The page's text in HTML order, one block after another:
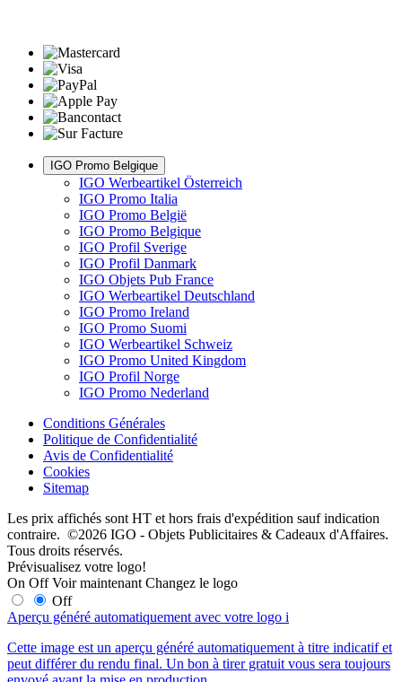
IGO Promo Belgique
IGO Werbeartikel Österreich
IGO Promo Italia
IGO Promo België
IGO Promo Belgique
IGO Profil Sverige
IGO Profil Danmark
IGO Objets Pub France
IGO Werbeartikel Deutschland
IGO Promo Ireland
IGO Promo Suomi
IGO Werbeartikel Schweiz
IGO Promo United Kingdom
IGO Profil Norge
IGO Promo Nederland
Conditions Générales
Politique de Confidentialité
Avis de Confidentialité
Cookies
Sitemap
Les prix affichés sont HT et hors frais d'expédition sauf indication
contraire. ©2026 IGO - Objets Publicitaires & Cadeaux d'Affaires.
Tous droits réservés.
Prévisualisez votre logo!
On Off Voir maintenant Changez le logo
Off
Aperçu généré automatiquement avec votre logo i
Cette image est un aperçu généré automatiquement à titre indicatif et
peut différer du rendu final. Un bon à tirer gratuit vous sera toujours